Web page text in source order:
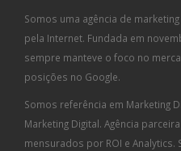
Somos uma agência de
pela Internet. Fundada em
sempre manteve o foco no
posições no Google.
Somos referência em Marketing
Marketing Digital. Agência
mensurados por ROI e Analytics.